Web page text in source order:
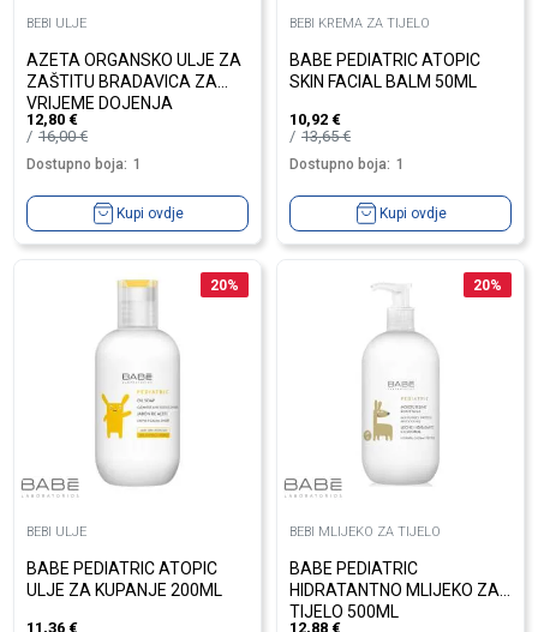
BEBI ULJE
AZETA ORGANSKO ULJE ZA
ZAŠTITU BRADAVICA ZA
VRIJEME DOJENJA
12,80 €
16,00€
Dostupno boja: 1
Kupi ovdje
BEBI KREMA ZA TIJELO
BABE PEDIATRIC ATOPIC
SKIN FACIAL BALM 50ML
10,92 €
13,65€
Dostupno boja: 1
Kupi ovdje
20%
BEBI ULJE
BABE PEDIATRIC ATOPIC
ULJE ZA KUPANJE 200ML
11,36 €
20%
BEBI MLIJEKO ZA TIJELO
BABE PEDIATRIC
HIDRATANTNO MLIJEKO ZA
TIJELO 500ML
12,88 €